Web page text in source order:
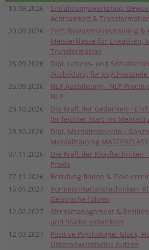
10.09.2026
Einführungsworkshop:
Achtsamkeit &
20.09.2026
Zert. Bewusstseinstraining &
Meisterklasse für Erwachen,
Transformation
26.09.2026
Dipl. Lebens- und
Ausbildung für
26.09.2026
NLP Ausbildung - NLP
NLP
23.10.2026
Die Kraft der Gedanken -
Ihr leichter Start ins
23.10.2026
Dipl. Mentaltrainer/in -
Mentaltraining MASTERCLASS
07.11.2026
Die Kraft der Klopftechniken
Praxis
27.11.2026
Berufung finden & Ziele
15.01.2027
Kommunikationstechniken: Klar & empathisch
Gespräche führen
12.02.2027
Stressmanagement &
und Stärke entwickeln
12.03.2027
Positive Psychologie: Glück,
Unterbewusstseins nutzen